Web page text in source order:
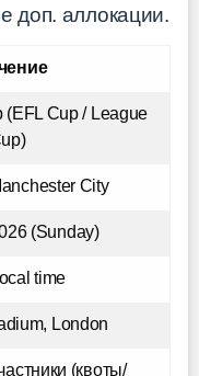
доп. аллокации.
(EFL Cup / League
City
(Sunday)
time
London
(квоты/